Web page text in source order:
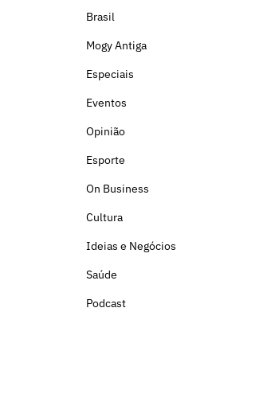
Brasil
Mogy Antiga
Especiais
Eventos
Opinião
Esporte
On Business
Cultura
Ideias e Negócios
Saúde
Podcast